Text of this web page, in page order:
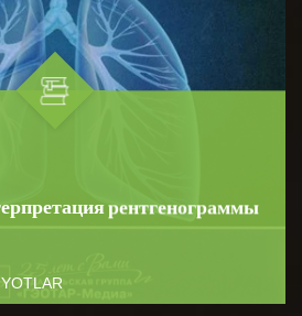
рентгенограммы